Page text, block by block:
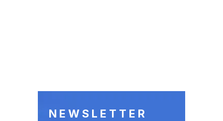
NEWSLETTER